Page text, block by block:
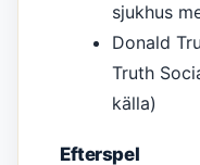
sjukhus
Donald
Truth
källa)
Efterspel